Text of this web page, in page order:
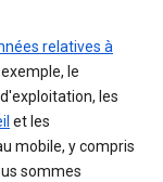
relatives à
le
les
et les
mobile, y compris
sommes